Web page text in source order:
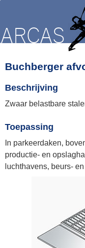
Buchberger
Beschrijving
Zwaar belastbare
Toepassing
In parkeerdaken,
productie- en
luchthavens, beurs-